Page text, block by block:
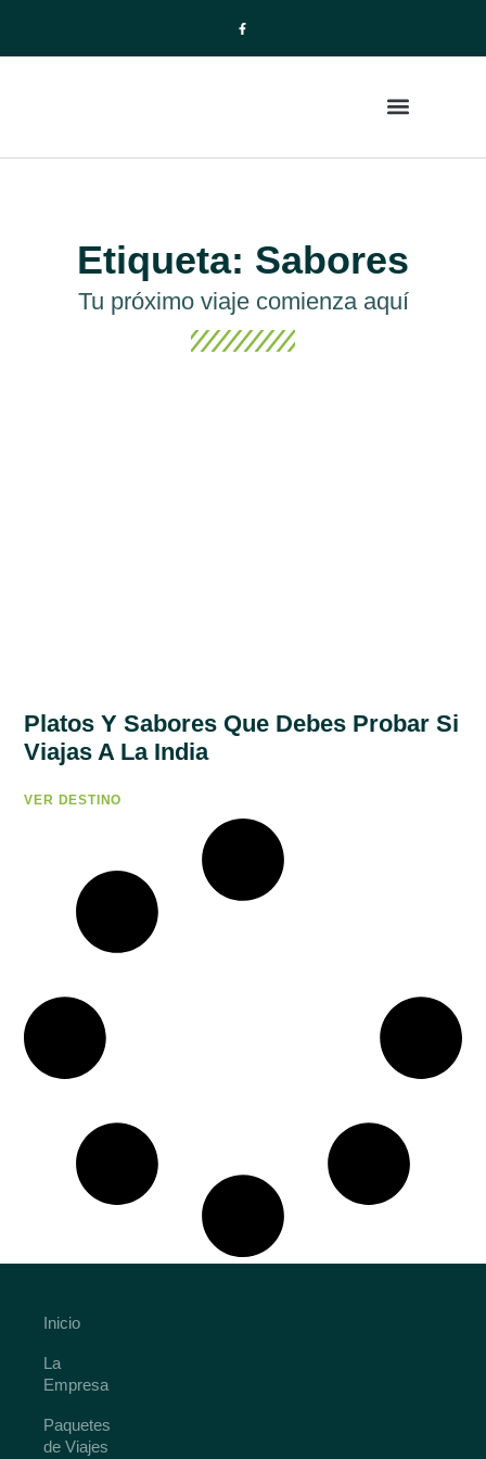
Etiqueta: Sabores
Tu próximo viaje comienza aquí
Platos Y Sabores Que Debes Probar Si
Viajas A La India
VER DESTINO
Inicio
La
Empresa
Paquetes
de Viajes